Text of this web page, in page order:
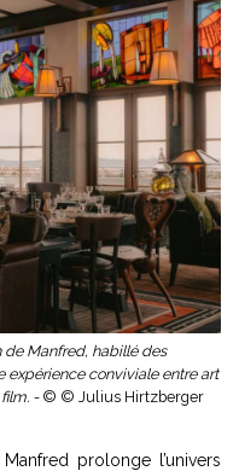
de Manfred, habillé des
expérience conviviale entre art
- © © Julius Hirtzberger
prolonge l’univers